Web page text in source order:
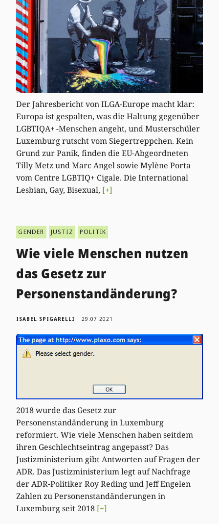
Der Jahresbericht von ILGA-Europe macht klar:
Europa ist gespalten, was die Haltung gegenüber
LGBTIQA+ -Menschen angeht, und Musterschüler
Luxemburg rutscht vom Siegertreppchen. Kein
Grund zur Panik, finden die EU-Abgeordneten
Tilly Metz und Marc Angel sowie Mylène Porta
vom Centre LGBTIQ+ Cigale. Die International
Lesbian, Gay, Bisexual, [+]
GENDER JUSTIZ POLITIK
Wie viele Menschen nutzen
das Gesetz zur
Personenstandänderung?
ISABEL SPIGARELLI 29.07.2021
2018 wurde das Gesetz zur
Personenstandänderung in Luxemburg
reformiert. Wie viele Menschen haben seitdem
ihren Geschlechtseintrag angepasst? Das
Justizministerium gibt Antworten auf Fragen der
ADR. Das Justizministerium legt auf Nachfrage
der ADR-Politiker Roy Reding und Jeff Engelen
Zahlen zu Personenstandänderungen in
Luxemburg seit 2018 [+]